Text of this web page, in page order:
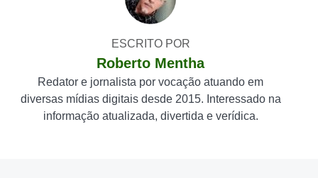
ESCRITO POR
Roberto Mentha
Redator e jornalista por vocação atuando em
diversas mídias digitais desde 2015. Interessado na
informação atualizada, divertida e verídica.